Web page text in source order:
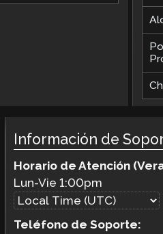
Información de
Horario de Atención
Lun-Vie 1:00pm
Teléfono de Soporte: